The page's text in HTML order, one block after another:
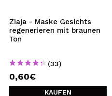
Ziaja - Maske Gesichts
regenerieren mit braunen
Ton
(33)
0,60€
KAUFEN